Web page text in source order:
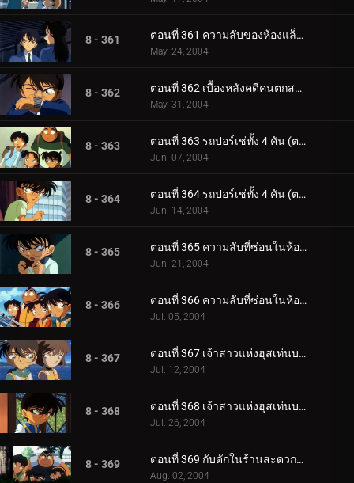
8 - 361 ตอนที่ 361 ความลับของห้องแล็ปฯ โทโตะ (ตอนจบ)
May. 24, 2004
8 - 362 ตอนที่ 362 เบื้องหลังคดีคนตกสถานีรถไฟ
May. 31, 2004
8 - 363 ตอนที่ 363 รถปอร์เช่ทั้ง 4 คัน (ตอนแรก)
Jun. 07, 2004
8 - 364 ตอนที่ 364 รถปอร์เช่ทั้ง 4 คัน (ตอนจบ)
Jun. 14, 2004
8 - 365 ตอนที่ 365 ความลับที่ซ่อนในห้องสุขา (ตอนแรก)
Jun. 21, 2004
8 - 366 ตอนที่ 366 ความลับที่ซ่อนในห้องสุขา (ตอนจบ)
Jul. 05, 2004
8 - 367 ตอนที่ 367 เจ้าสาวแห่งฮุสเท่นบอสช์ (ตอนพิเศษ ตอนแรก)
Jul. 12, 2004
8 - 368 ตอนที่ 368 เจ้าสาวแห่งฮุสเท่นบอสช์ (ตอนพิเศษ ตอนจบ)
Jul. 26, 2004
8 - 369 ตอนที่ 369 กับดักในร้านสะดวกซื้อ (ตอนแรก)
Aug. 02, 2004